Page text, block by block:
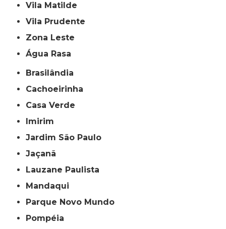
Vila Matilde
Vila Prudente
Zona Leste
Água Rasa
Brasilândia
Cachoeirinha
Casa Verde
Imirim
Jardim São Paulo
Jaçanã
Lauzane Paulista
Mandaqui
Parque Novo Mundo
Pompéia